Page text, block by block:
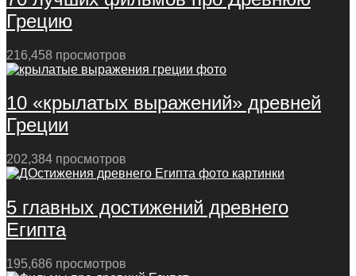
Грецию
216,458 просмотров
10 «крылатых выражений» древней
Греции
202,384 просмотров
5 главных достижений древнего
Египта
195,686 просмотров